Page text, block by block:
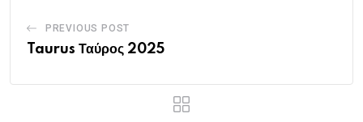
PREVIOUS POST
Taurus Ταύρος 2025